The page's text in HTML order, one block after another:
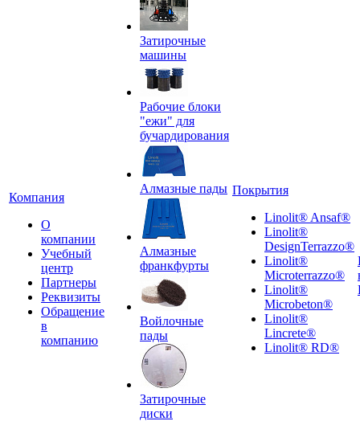
Компания
О
компании
Учебный
центр
Партнеры
Реквизиты
Обращение
в
компанию
Затирочные
машины
Рабочие блоки
"ежи" для
бучардирования
Алмазные пады
Алмазные
франкфурты
Войлочные
пады
Затирочные
диски
Покрытия
Linolit® Ansaf®
Linolit®
DesignTerrazzo®
Linolit®
Microterrazzo®
Linolit®
Microbeton®
Linolit®
Lincrete®
Linolit® RD®